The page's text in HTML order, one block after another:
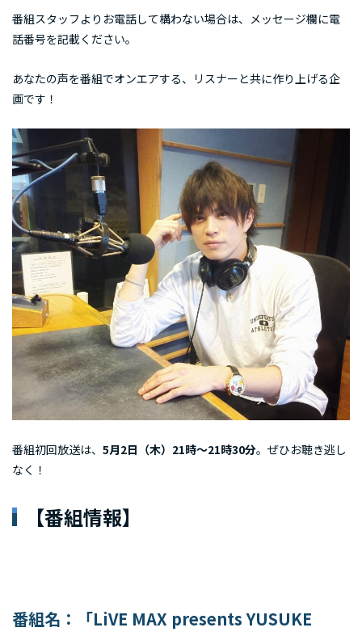
番組スタッフよりお電話して構わない場合は、メッセージ欄に電
話番号を記載ください。
あなたの声を番組でオンエアする、リスナーと共に作り上げる企
画です！
番組初回放送は、 5月2日（木）21時～21時30分。ぜひお聴き逃し
なく！
【番組情報】
番組名：「LiVE MAX presents YUSUKE